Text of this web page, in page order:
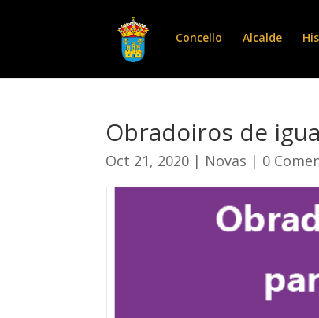
Concello Alcalde
Obradoiros de
Oct 21, 2020 | Novas | 0